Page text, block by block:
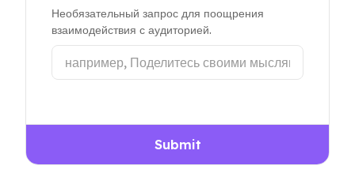
Необязательный запрос для поощрения
взаимодействия с аудиторией.
Submit